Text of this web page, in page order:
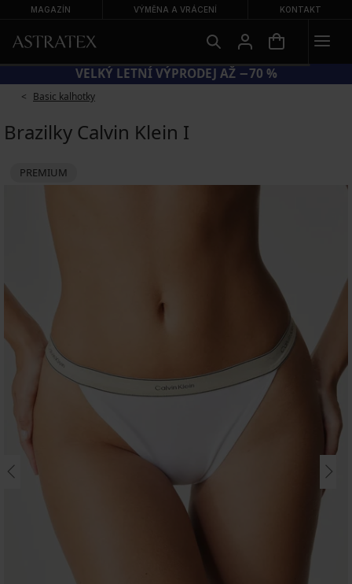
MAGAZÍN VÝMĚNA A VRÁCENÍ KONTAKT
VELKÝ LETNÍ VÝPRODEJ AŽ −70 %
Basic kalhotky
Brazilky Calvin Klein I
PREMIUM